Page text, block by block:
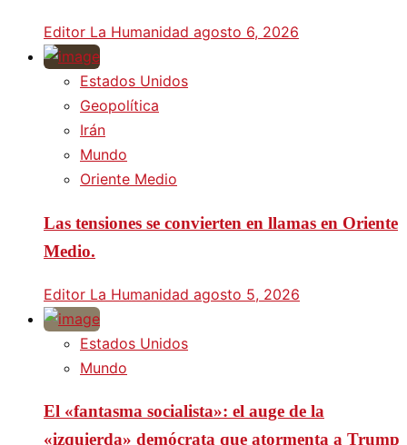
Editor La Humanidad agosto 6, 2026
Estados Unidos
Geopolítica
Irán
Mundo
Oriente Medio
Las tensiones se convierten en llamas en Oriente
Medio.
Editor La Humanidad agosto 5, 2026
Estados Unidos
Mundo
El «fantasma socialista»: el auge de la
«izquierda» demócrata que atormenta a Trump